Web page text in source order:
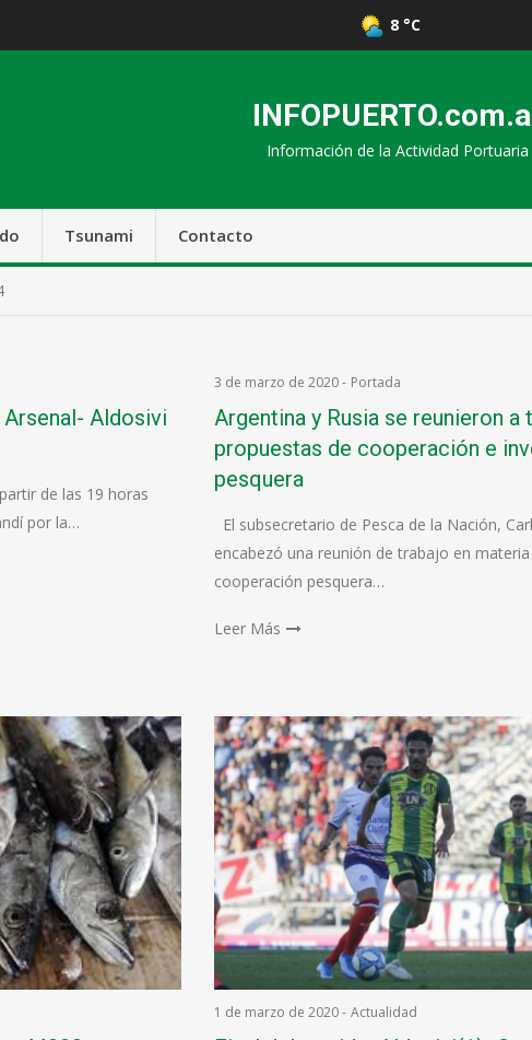
8 °C
Información de la Actividad Portuaria
Tsunami Contacto
Aldosivi
de las 19 horas
por la…
3 de marzo de 2020- Portada
Argentina y Rusia se reunieron a
propuestas de cooperación e
pesquera
El subsecretario de Pesca de la Nación,
encabezó una reunión de trabajo en materia
cooperación pesquera…
Leer Más
1 de marzo de 2020- Actualidad